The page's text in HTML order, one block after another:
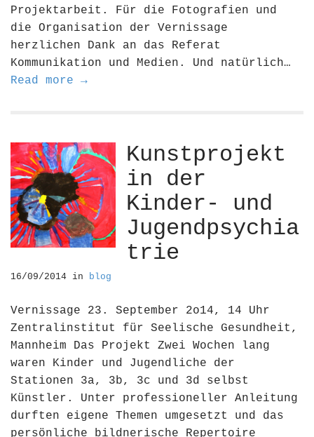
Projektarbeit. Für die Fotografien und
die Organisation der Vernissage
herzlichen Dank an das Referat
Kommunikation und Medien. Und natürlich…
Read more →
Kunstprojekt
in der
Kinder- und
Jugendpsychia
trie
16/09/2014 in blog
Vernissage 23. September 2o14, 14 Uhr
Zentralinstitut für Seelische Gesundheit,
Mannheim Das Projekt Zwei Wochen lang
waren Kinder und Jugendliche der
Stationen 3a, 3b, 3c und 3d selbst
Künstler. Unter professioneller Anleitung
durften eigene Themen umgesetzt und das
persönliche bildnerische Repertoire